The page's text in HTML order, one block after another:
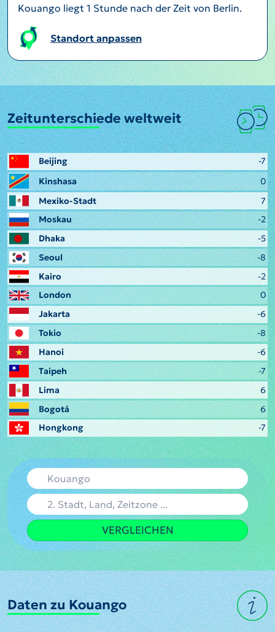
Kouango liegt 1 Stunde nach der Zeit von Berlin.
Standort anpassen
Zeitunterschiede weltweit
Beijing
-7
Kinshasa
0
Mexiko-Stadt
7
Moskau
-2
Dhaka
-5
Seoul
-8
Kairo
-2
London
0
Jakarta
-6
Tokio
-8
Hanoi
-6
Taipeh
-7
Lima
6
Bogotá
6
Hongkong
-7
VERGLEICHEN
Daten zu Kouango